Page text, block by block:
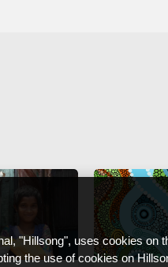
"Hillsong", uses cookies on
the use of cookies on